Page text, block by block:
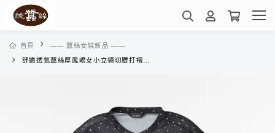
首頁
—— 蠶絲女裝新品 ——
舒適透氣蠶絲厚鳳眼女小立領切腰打褶長袖上衣-XWL6BE17JH(小方糖-黑)